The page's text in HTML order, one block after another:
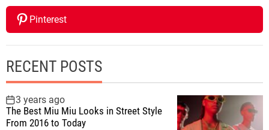
Pinterest
RECENT POSTS
3 years ago
The Best Miu Miu Looks in Street Style
From 2016 to Today